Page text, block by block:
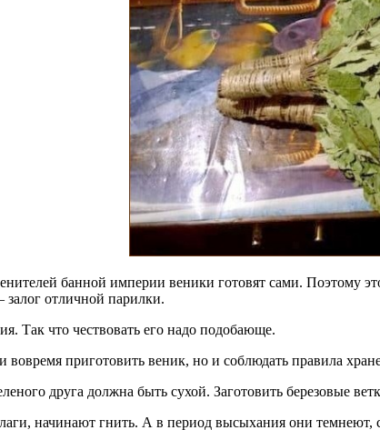
банной империи веники готовят сами. Поэтому
залог отличной парилки.
Так что чествовать его надо подобающе.
вовремя приготовить веник, но и соблюдать правила
друга должна быть сухой. Заготовить березовые
начинают гнить. А в период высыхания они